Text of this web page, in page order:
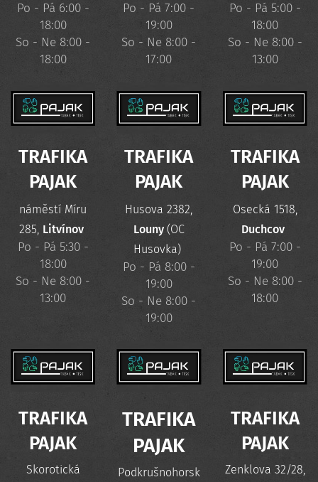
Po - Pá 6:00 -
18:00
So - Ne 8:00 -
18:00
Po - Pá 7:00 -
19:00
So - Ne 8:00 -
17:00
Po - Pá 5:00 -
18:00
So - Ne 8:00 -
13:00
TRAFIKA
PAJAK
náměstí Míru
285, Litvínov
Po - Pá 5:30 -
18:00
So - Ne 8:00 -
13:00
TRAFIKA
PAJAK
Husova 2382,
Louny (OC
Husovka)
Po - Pá 8:00 -
19:00
So - Ne 8:00 -
19:00
TRAFIKA
PAJAK
Osecká 1518,
Duchcov
Po - Pá 7:00 -
19:00
So - Ne 8:00 -
18:00
TRAFIKA
PAJAK
Skorotická
TRAFIKA
PAJAK
Podkrušnohorsk
TRAFIKA
PAJAK
Zenklova 32/28,